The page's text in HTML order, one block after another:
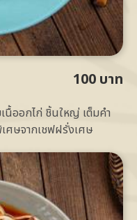
100 บาท
ออกไก่ ชิ้นใหญ่ เต็มคำ
ศษจากเชฟฝรั่งเศษ